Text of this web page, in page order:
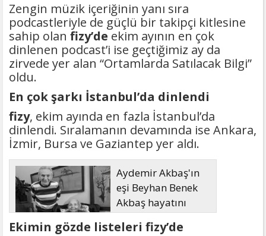
Zengin müzik içeriğinin yanı sıra
podcastleriyle de güçlü bir takipçi kitlesine
sahip olan fizy’de ekim ayının en çok
dinlenen podcast’i ise geçtiğimiz ay da
zirvede yer alan “Ortamlarda Satılacak Bilgi”
oldu.
En çok şarkı İstanbul’da dinlendi
fizy, ekim ayında en fazla İstanbul’da
dinlendi. Sıralamanın devamında ise Ankara,
İzmir, Bursa ve Gaziantep yer aldı.
Aydemir Akbaş'ın
eşi Beyhan Benek
Akbaş hayatını
kaybetti
Ekimin gözde listeleri fizy’de